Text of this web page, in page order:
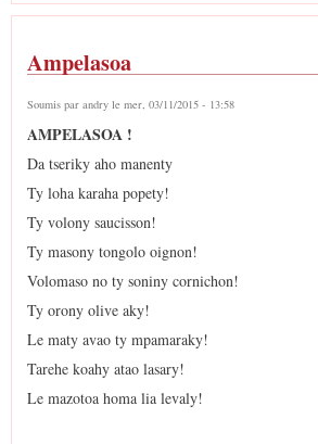
Ampelasoa
Soumis par andry le mer, 03/11/2015 - 13:58
AMPELASOA !
Da tseriky aho manenty
Ty loha karaha popety!
Ty volony saucisson!
Ty masony tongolo oignon!
Volomaso no ty soniny cornichon!
Ty orony olive aky!
Le maty avao ty mpamaraky!
Tarehe koahy atao lasary!
Le mazotoa homa lia levaly!